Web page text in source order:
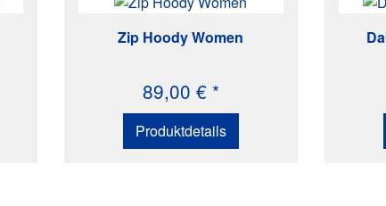
Zip Hoody Women
89,00 € *
Produktdetails